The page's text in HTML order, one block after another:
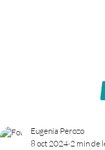
Eugenia Perozo
8 oct 2024 2 min de